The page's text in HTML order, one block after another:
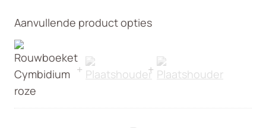
tot
€55,00
Aanvullende product opties